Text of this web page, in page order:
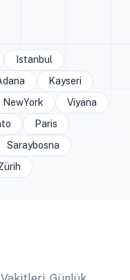
Istanbul
Kayseri
NewYork
Viyana
Paris
Saraybosna